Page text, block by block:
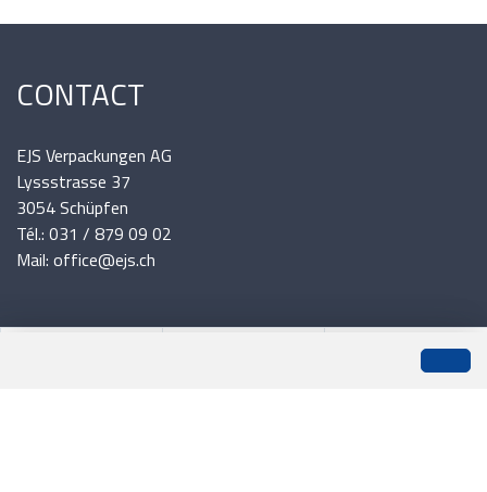
0
CHF 0.00
CONTACT
EJS Verpackungen AG
Lyssstrasse 37
3054 Schüpfen
Tél.: 031 / 879 09 02
Mail: office@ejs.ch